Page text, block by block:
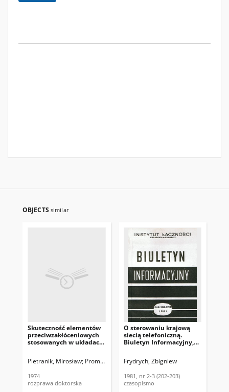
OBJECTS similar
Skuteczność elementów
przeciwzakłóceniowych
stosowanych w układach
iskrowym w zakresie
MHz
Pietranik, Mirosław Promotor: doc. dr hab. inż. R.G. Strużak
1974
rozprawa doktorska
O sterowaniu krajową
siecią telefoniczną.
Biuletyn Informacyjny,
Frydrych, Zbigniew
1981, nr 2-3 (202-203)
czasopismo